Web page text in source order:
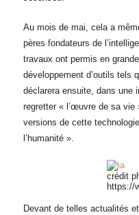
Au mois de mai, cela a
pères fondateurs de
travaux ont permis en
développement d’outils tels
déclarera ensuite, dans une
regretter « l’œuvre de sa
versions de cette
l’humanité ».
crédit
https://
Devant de telles actualités